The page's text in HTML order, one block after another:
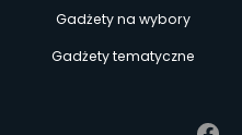
Gadżety na wybory
Gadżety tematyczne